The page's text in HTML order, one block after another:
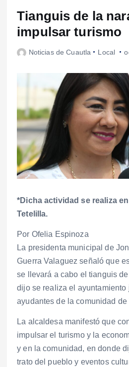
Tianguis de la
impulsar turismo
Noticias de Cuautla Local
*Dicha actividad se realiza
Tetelilla.
Por Ofelia Espinoza
La presidenta municipal de
Guerra Valaguez señaló que
se llevará a cabo el tianguis
dijo se realiza el ayuntamiento
ayudantes de la comunidad de
La alcaldesa manifestó que
impulsar el turismo y la
y en la comunidad, en donde
trato del pueblo y eventos